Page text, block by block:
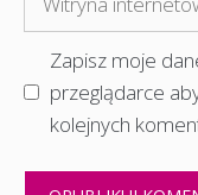
internetowa
Zapisz moje
przeglądarce
kolejnych